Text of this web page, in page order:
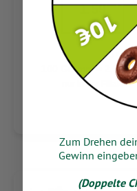
1.59
75 G
100 Gramm = 2,12
nur in der Filiale
Zum Drehen
Gewinn
(Doppelte